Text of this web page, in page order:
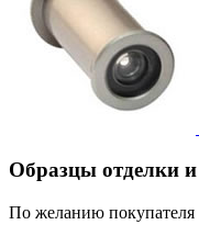
Образцы отделки
По желанию покупателя